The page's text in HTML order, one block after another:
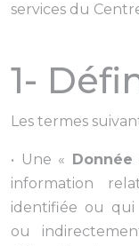
services du
1-
Les termes
• Une «
information
identifiée ou
ou